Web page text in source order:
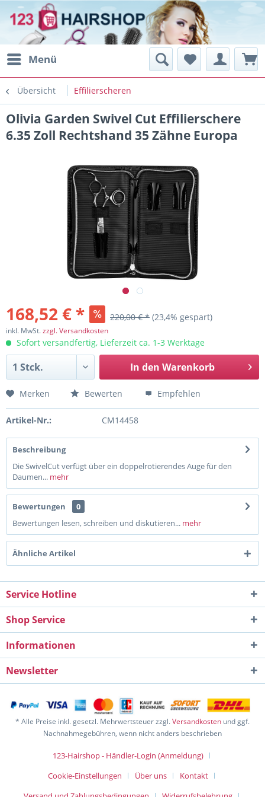
Menü
Übersicht Effilierscheren
Olivia Garden Swivel Cut Effilierschere
6.35 Zoll Rechtshand 35 Zähne Europa
168,52 € * 220,00 € * (23,4% gespart)
inkl. MwSt.zzgl. Versandkosten
Sofort versandfertig, Lieferzeit ca. 1-3 Werktage
In den Warenkorb
Merken Bewerten Empfehlen
Artikel-Nr.: CM14458
Beschreibung
Die SwivelCut verfügt über ein doppelrotierendes Auge für den
Daumen... mehr
Bewertungen
0
Bewertungen lesen, schreiben und diskutieren... mehr
Ähnliche Artikel
Service Hotline
Shop Service
Informationen
Newsletter
* Alle Preise inkl. gesetzl. Mehrwertsteuer zzgl.Versandkosten und ggf.
Nachnahmegebühren, wenn nicht anders beschrieben
123-Hairshop - Händler-Login (Anmeldung)
Cookie-Einstellungen
Über uns
Kontakt